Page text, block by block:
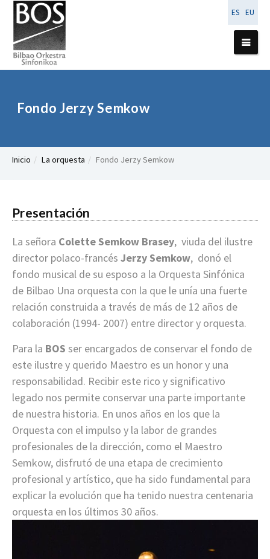
ES EU
Fondo Jerzy Semkow
Inicio La orquesta Fondo Jerzy Semkow
Presentación
La señora Colette Semkow Brasey, viuda del ilustre
director polaco-francés Jerzy Semkow, donó el
fondo musical de su esposo a la Orquesta Sinfónica
de Bilbao Una orquesta con la que le unía una fuerte
relación construida a través de más de 12 años de
colaboración (1994- 2007) entre director y orquesta.
Para la BOS ser encargados de conservar el fondo de
este ilustre y querido Maestro es un honor y una
responsabilidad. Recibir este rico y significativo
legado nos permite conservar una parte importante
de nuestra historia. En unos años en los que la
Orquesta con el impulso y la labor de grandes
profesionales de la dirección, como el Maestro
Semkow, disfrutó de una etapa de crecimiento
profesional y artístico, que ha sido fundamental para
explicar la evolución que ha tenido nuestra centenaria
orquesta en los últimos 30 años.